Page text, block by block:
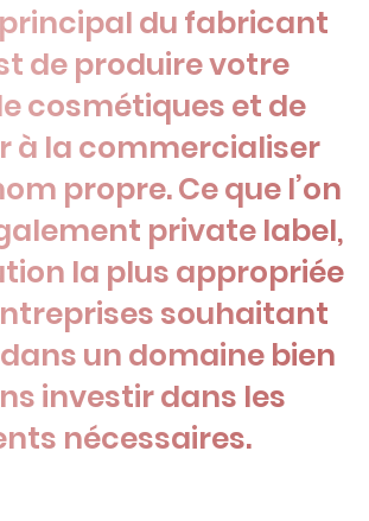
principal du fabricant
de produire votre
cosmétiques et de
à la commercialiser
propre. Ce que l’on
private label,
la plus appropriée
souhaitant
un domaine bien
investir dans les
nécessaires.